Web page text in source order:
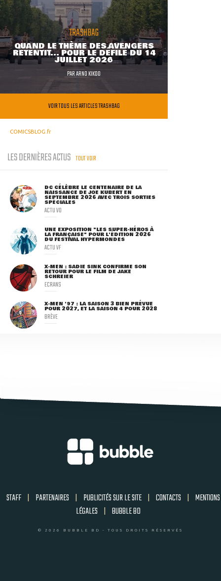
TRASHBAG
QUAND LE THÈME DES AVENGERS
RETENTIT... POUR LE DÉFILÉ DU 14
JUILLET 2026
PARARNO KIKOO
VOIR TOUS LES ARTICLES TRASHBAG
COMICSBLOG.fr
LES DERNIÈRES ACTUS TOUT VOIR
DC CÉLÈBRE LE CENTENAIRE DE LA
NAISSANCE DE JOE KUBERT EN
SEPTEMBRE 2026 AVEC TROIS SORTIES
SPÉCIALES
ACTU VO
UNE EXPOSITION "LES SUPER-HÉROS À
LA FRANÇAISE" POUR L'ÉDITION 2026
DU FESTIVAL HYPERMONDES
ACTU VF
X-MEN : SADIE SINK CONFIRME SON
RETOUR POUR LE FILM DE JAKE
SCHREIER
ECRANS
X-MEN '97 : LA SAISON 3 BIEN PRÉVUE
POUR 2027, ET LA SAISON 4 POUR 2028
BRÈVE
STAFF | PARTENAIRES | PUBLICITÉS SUR LE SITE | CONTACTS | MENTIONS
LÉGALES | BUBBLE BD
© 2026 BUBBLE BD - TOUS DROITS RÉSERVÉS